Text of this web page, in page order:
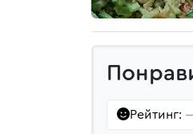
Рейтинг: